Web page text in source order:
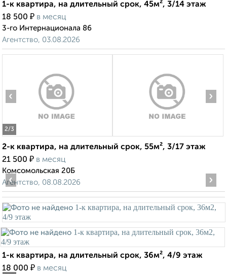
1-к квартира, на длительный срок, 45м², 3/14 этаж
18 500 ₽ в месяц
3-го Интернационала 86
Агентство, 03.08.2026
2/3
‹ ›
2-к квартира, на длительный срок, 55м², 3/17 этаж
21 500 ₽ в месяц
Комсомольская 20Б
Агентство, 08.08.2026
‹ ›
1-к квартира, на длительный срок, 36м², 4/9 этаж
18 000 ₽ в месяц